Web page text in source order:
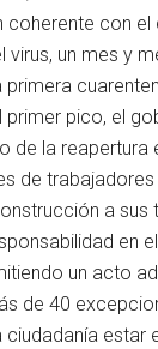
coherente con
un mes y
primer pico, el
de la reapertura
de
a sus
en
un acto
de 40
estar